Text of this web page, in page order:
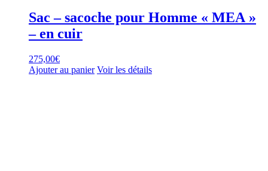
Sac – sacoche pour Homme « MEA »
– en cuir
275,00€
Ajouter au panier Voir les détails